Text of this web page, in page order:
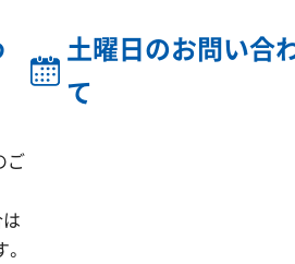
ご
土曜日のお問い合
て